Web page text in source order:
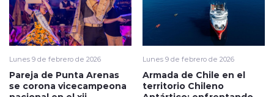
Lunes 9 de febrero de 2026
Pareja de Punta Arenas
se corona vicecampeona
Lunes 9 de febrero de 2026
Armada de Chile en el
territorio Chileno